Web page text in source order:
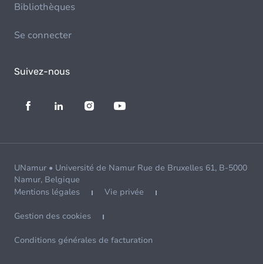
Bibliothèques
Se connecter
Suivez-nous
UNamur • Université de Namur Rue de Bruxelles 61, B-5000
Namur, Belgique
Mentions légales
Vie privée
Gestion des cookies
Conditions générales de facturation